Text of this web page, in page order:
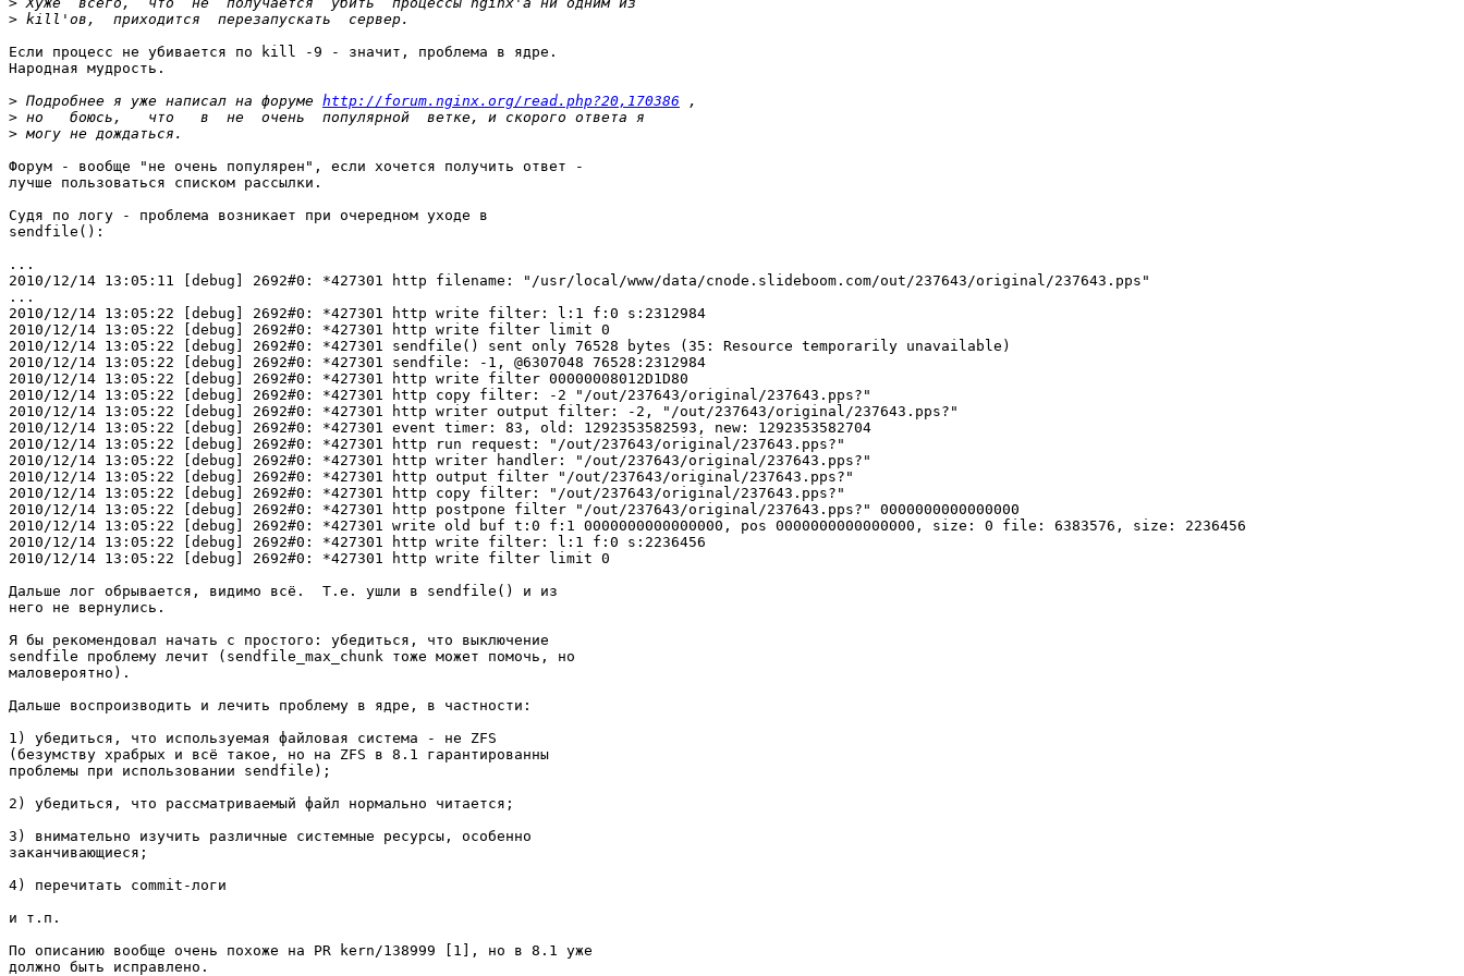
>
Если процесс не убивается по kill -9 - значит, проблема в ядре.
Народная мудрость.
> Подробнее я уже написал на форуме http://forum.nginx.org/read.php?20,170386
>
>
Форум - вообще "не очень популярен", если хочется получить ответ -
лучше пользоваться списком рассылки.
Судя по логу - проблема возникает при очередном уходе в
sendfile():
...
2010/12/14 13:05:11 [debug] 2692#0: *427301 http filename: "/usr/local/www/data/cnode.slideboom.com/out/237643/original/237643.pps"
...
2010/12/14 13:05:22 [debug] 2692#0: *427301 http write filter: l:1 f:0 s:2312984
2010/12/14 13:05:22 [debug] 2692#0: *427301 http write filter limit 0
2010/12/14 13:05:22 [debug] 2692#0: *427301 sendfile() sent only 76528 bytes (35: Resource temporarily unavailable)
2010/12/14 13:05:22 [debug] 2692#0: *427301 sendfile: -1, @6307048 76528:2312984
2010/12/14 13:05:22 [debug] 2692#0: *427301 http write filter 00000008012D1D80
2010/12/14 13:05:22 [debug] 2692#0: *427301 http copy filter: -2 "/out/237643/original/237643.pps?"
2010/12/14 13:05:22 [debug] 2692#0: *427301 http writer output filter: -2, "/out/237643/original/237643.pps?"
2010/12/14 13:05:22 [debug] 2692#0: *427301 event timer: 83, old: 1292353582593, new: 1292353582704
2010/12/14 13:05:22 [debug] 2692#0: *427301 http run request: "/out/237643/original/237643.pps?"
2010/12/14 13:05:22 [debug] 2692#0: *427301 http writer handler: "/out/237643/original/237643.pps?"
2010/12/14 13:05:22 [debug] 2692#0: *427301 http output filter "/out/237643/original/237643.pps?"
2010/12/14 13:05:22 [debug] 2692#0: *427301 http copy filter: "/out/237643/original/237643.pps?"
2010/12/14 13:05:22 [debug] 2692#0: *427301 http postpone filter "/out/237643/original/237643.pps?" 0000000000000000
2010/12/14 13:05:22 [debug] 2692#0: *427301 write old buf t:0 f:1 0000000000000000, pos 0000000000000000, size: 0 file: 6383576, size: 2236456
2010/12/14 13:05:22 [debug] 2692#0: *427301 http write filter: l:1 f:0 s:2236456
2010/12/14 13:05:22 [debug] 2692#0: *427301 http write filter limit 0
Дальше лог обрывается, видимо всё.  Т.е. ушли в sendfile() и из
него не вернулись.
Я бы рекомендовал начать с простого: убедиться, что выключение
sendfile проблему лечит (sendfile_max_chunk тоже может помочь, но
маловероятно).
Дальше воспроизводить и лечить проблему в ядре, в частности:
1) убедиться, что используемая файловая система - не ZFS
(безумству храбрых и всё такое, но на ZFS в 8.1 гарантированны
проблемы при использовании sendfile);
2) убедиться, что рассматриваемый файл нормально читается;
3) внимательно изучить различные системные ресурсы, особенно
заканчивающиеся;
4) перечитать commit-логи
и т.п.
По описанию вообще очень похоже на PR kern/138999 [1], но в 8.1 уже
должно быть исправлено.